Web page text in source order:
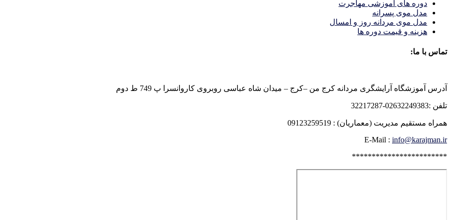
دوره های آموزشی مهاجرت
مدل موی پسرانه
مدل موی مردانه روز و امسال
هزینه و قیمت دوره ها
تماس با ما:
آدرس آموزشگاه آرایشگری مردانه کرج من –کرج – میدان شاه عباسی روبروی کاروانسرا پ 749 ط دوم
تلفن :02632249383-32217287
همراه مستقیم مدیریت (معماریان) : 09123259519
E-Mail : info@karajman.ir
************************